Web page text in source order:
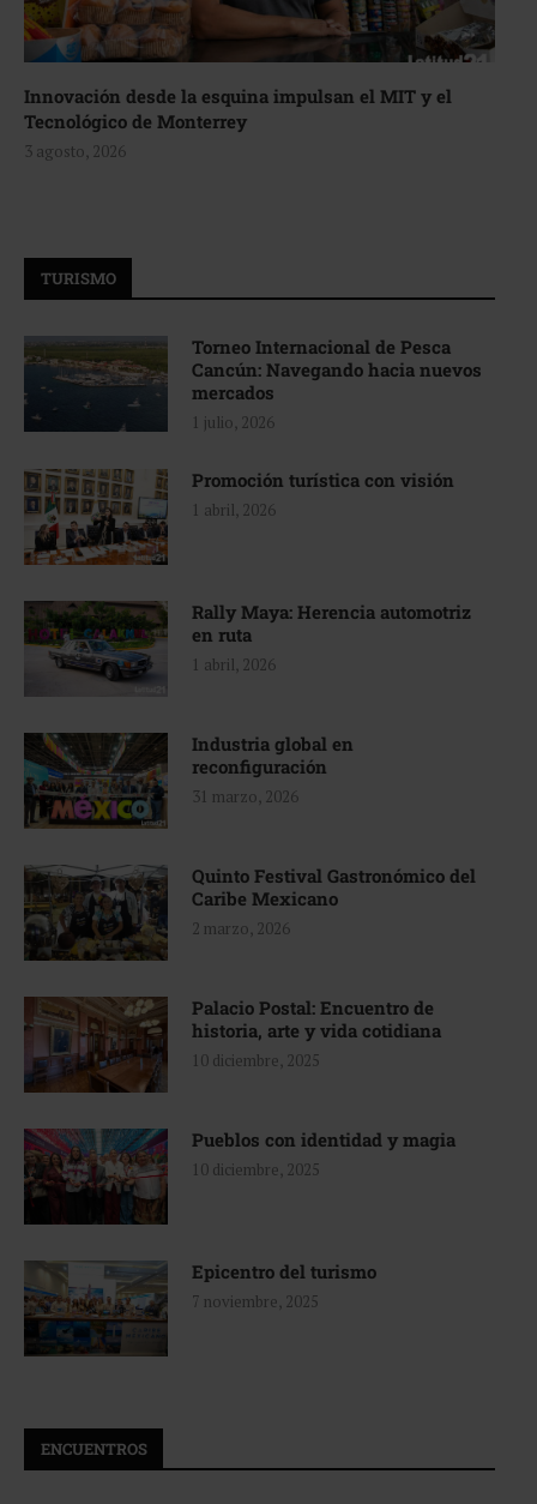
Innovación desde la esquina impulsan el MIT y el
Tecnológico de Monterrey
3 agosto, 2026
TURISMO
Torneo Internacional de Pesca
Cancún: Navegando hacia nuevos
mercados
1 julio, 2026
Promoción turística con visión
1 abril, 2026
Rally Maya: Herencia automotriz
en ruta
1 abril, 2026
Industria global en
reconfiguración
31 marzo, 2026
Quinto Festival Gastronómico del
Caribe Mexicano
2 marzo, 2026
Palacio Postal: Encuentro de
historia, arte y vida cotidiana
10 diciembre, 2025
Pueblos con identidad y magia
10 diciembre, 2025
Epicentro del turismo
7 noviembre, 2025
ENCUENTROS